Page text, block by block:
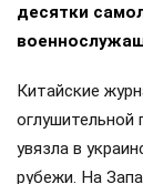
десятки
Китайские
увязла в
рубежи. На